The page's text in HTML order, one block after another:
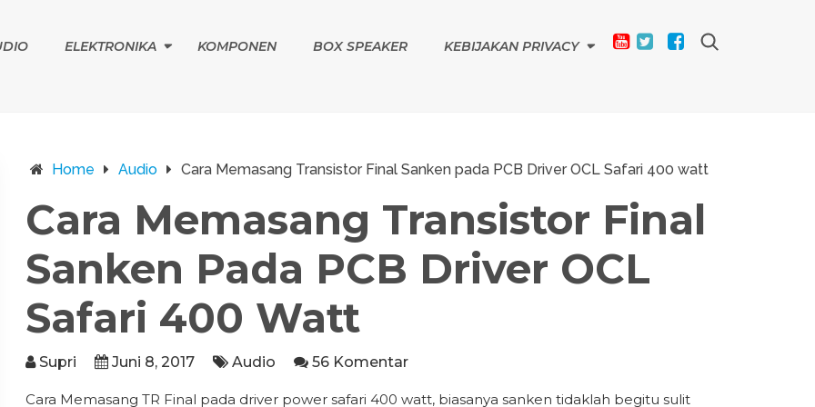
ELEKTRONIKA KOMPONEN BOX SPEAKER KEBIJAKAN PRIVACY
Home Audio Cara Memasang Transistor Final Sanken pada PCB Driver OCL Safari 400 watt
Cara Memasang Transistor Final
Sanken Pada PCB Driver OCL
Safari 400 Watt
Supri Juni 8, 2017 Audio 56 Komentar
Cara Memasang TR Final pada driver power safari 400 watt, biasanya sanken tidaklah begitu sulit